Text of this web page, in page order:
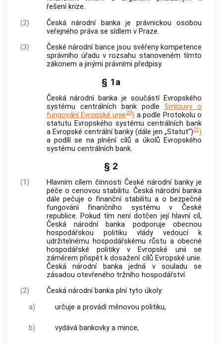
řešení krize.
(2)
Česká národní bankaje právnickou osobou
veřejného práva se sídlem v Praze.
(3)
České národní bance jsou svěřeny kompetence
správního úřadu v rozsahu stanoveném tímto
zákonem a jinými právními předpisy.
§ 1a
Česká národní banka je součástí Evropského
systému centrálních
bankpodle Smlouvy o
fungování Evropské unie20) a podle Protokolu o
statutu Evropského systému centrálních bank
a Evropské centrální banky(dále jen „Statut“)21)
a podílí se na plnění cílů a úkolů Evropského
systému centrálních bank.
§ 2
(1) Hlavním cílem činnostiČeské národní banky je
péče o cenovou stabilitu. Česká národní banka
dále pečuje o finanční stabilitu a o bezpečné
fungování finančního systému v České
republice. Pokud tím není dotčen její hlavní cíl,
Česká národní banka podporuje obecnou
hospodářskou politiku vlády vedoucí k
udržitelnému hospodářskému růstu a obecné
hospodářské politiky v Evropské unii se
záměrem přispět k dosažení cílů Evropské unie.
Česká národní bankajedná v souladu se
zásadou otevřeného tržního hospodářství.
(2)
Česká národní bankaplní tyto úkoly:
a)
určuje a provádí měnovou politiku,
b) vydává bankovky a mince,